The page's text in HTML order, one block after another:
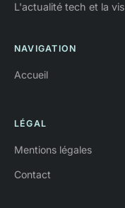
L'actualité tech et la
NAVIGATION
Accueil
LÉGAL
Mentions légales
Contact